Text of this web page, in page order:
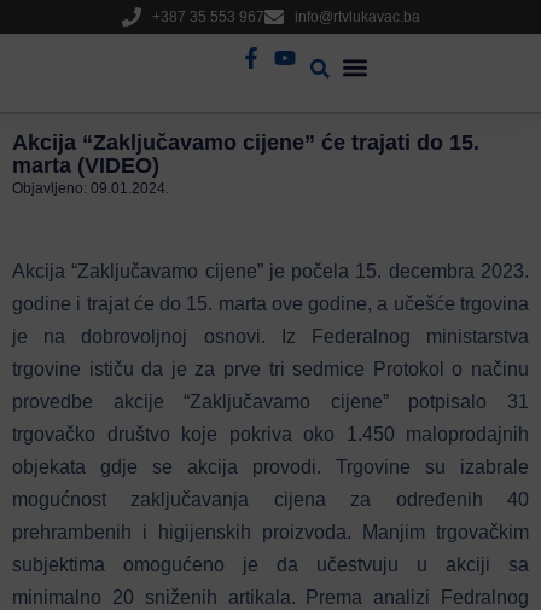
+387 35 553 967 info@rtvlukavac.ba
Akcija “Zaključavamo cijene” će trajati do 15.
marta (VIDEO)
Objavljeno: 09.01.2024.
Akcija “Zaključavamo cijene” je počela 15. decembra 2023.
godine i trajat će do 15. marta ove godine, a učešće trgovina
je na dobrovoljnoj osnovi. Iz Federalnog ministarstva
trgovine ističu da je za prve tri sedmice Protokol o načinu
provedbe akcije “Zaključavamo cijene” potpisalo 31
trgovačko društvo koje pokriva oko 1.450 maloprodajnih
objekata gdje se akcija provodi. Trgovine su izabrale
mogućnost zaključavanja cijena za određenih 40
prehrambenih i higijenskih proizvoda. Manjim trgovačkim
subjektima omogućeno je da učestvuju u akciji sa
minimalno 20 sniženih artikala. Prema analizi Fedralnog